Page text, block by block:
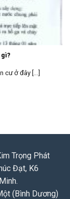
gì?
cư ở đây [...]
Trọng Phát
Đạt, K6
(Bình Dương)